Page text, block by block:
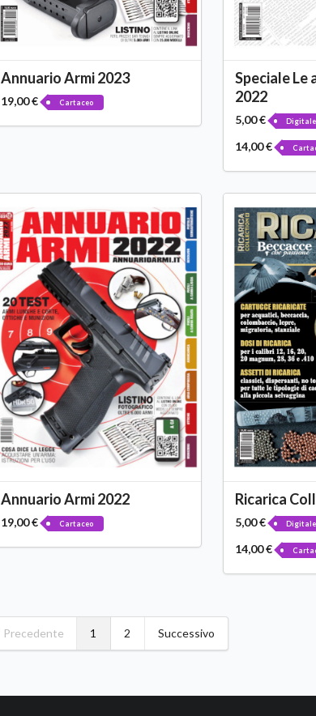
Annuario Armi 2023
19,00 € Cartaceo
Speciale Le
2022
5,00 € Digitale
14,00 €
Annuario Armi 2022
19,00 € Cartaceo
Ricarica
5,00 € Digitale
14,00 €
Precedente 1 2 Successivo